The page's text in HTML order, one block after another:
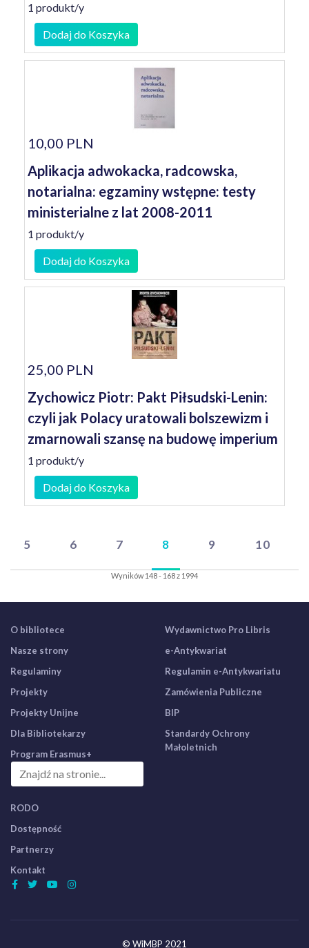
1 produkt/y
Dodaj do Koszyka
10,00 PLN
Aplikacja adwokacka, radcowska,
notarialna: egzaminy wstępne: testy
ministerialne z lat 2008-2011
1 produkt/y
Dodaj do Koszyka
25,00 PLN
Zychowicz Piotr: Pakt Piłsudski-Lenin:
czyli jak Polacy uratowali bolszewizm i
zmarnowali szansę na budowę imperium
1 produkt/y
Dodaj do Koszyka
5 6 7 8 9 10
Wyników 148 - 168 z 1994
O bibliotece
Nasze strony
Regulaminy
Projekty
Projekty Unijne
Dla Bibliotekarzy
Program Erasmus+
Wydawnictwo Pro Libris
e-Antykwariat
Regulamin e-Antykwariatu
Zamówienia Publiczne
BIP
Standardy Ochrony
Małoletnich
RODO
Dostępność
Partnerzy
Kontakt
© WiMBP 2021